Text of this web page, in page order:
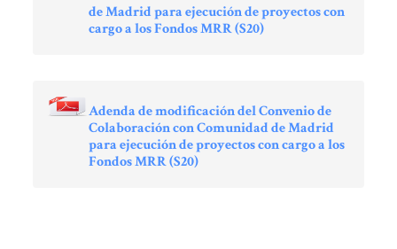
de Madrid para ejecución de proyectos con
cargo a los Fondos MRR (S20)
Adenda de modificación del Convenio de
Colaboración con Comunidad de Madrid
para ejecución de proyectos con cargo a los
Fondos MRR (S20)